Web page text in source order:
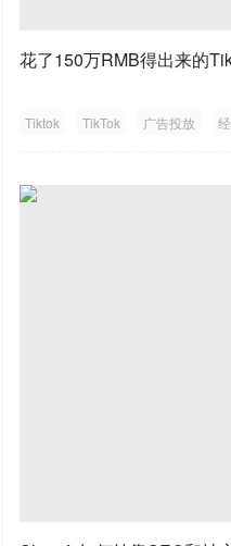
花了150万RMB得出来的
Tiktok TikTok 广告投放